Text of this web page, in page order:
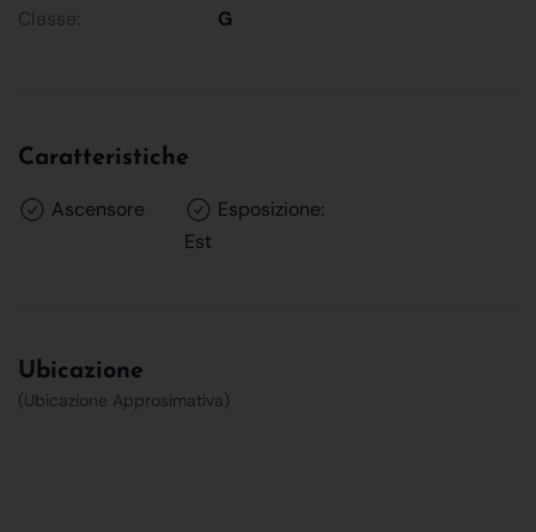
Classe:
G
Caratteristiche
Ascensore
Esposizione:
Est
Ubicazione
(Ubicazione Approsimativa)